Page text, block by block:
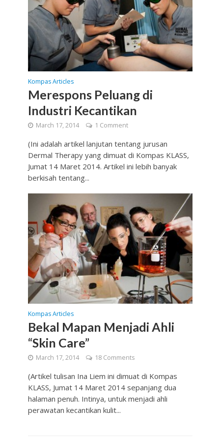
Kompas Articles
Merespons Peluang di
Industri Kecantikan
March 17, 2014 1 Comment
(Ini adalah artikel lanjutan tentang jurusan
Dermal Therapy yang dimuat di Kompas KLASS,
Jumat 14 Maret 2014. Artikel ini lebih banyak
berkisah tentang...
Kompas Articles
Bekal Mapan Menjadi Ahli
“Skin Care”
March 17, 2014 18 Comments
(Artikel tulisan Ina Liem ini dimuat di Kompas
KLASS, Jumat 14 Maret 2014 sepanjang dua
halaman penuh. Intinya, untuk menjadi ahli
perawatan kecantikan kulit...